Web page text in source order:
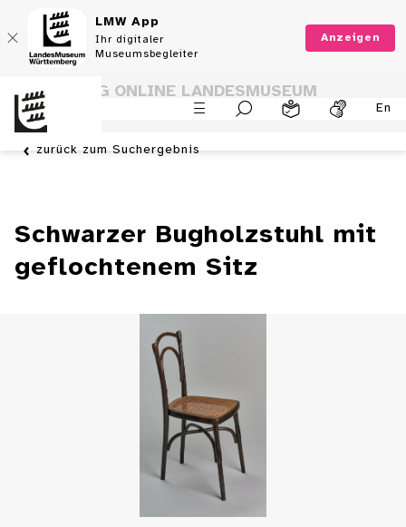
LMW App
Ihr digitaler
Museumsbegleiter
Anzeigen
En
SAMMLUNG ONLINE LANDESMUSEUM
WÜRTTEMBERG
zurück zum Suchergebnis
Schwarzer Bugholzstuhl mit
geflochtenem Sitz